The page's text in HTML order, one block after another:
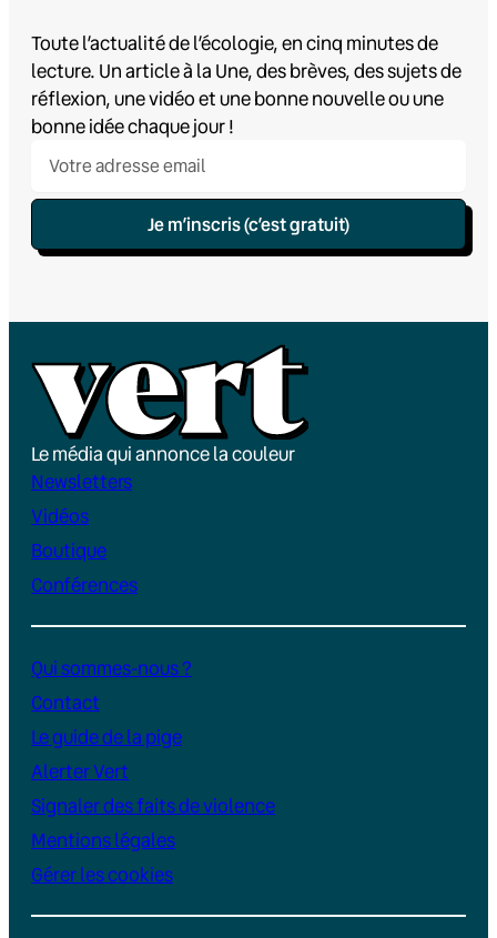
Toute l’actualité de l’écologie, en cinq minutes de
lecture. Un article à la Une, des brèves, des sujets de
réflexion, une vidéo et une bonne nouvelle ou une
bonne idée chaque jour !
Je m’inscris (c’est gratuit)
Le média qui annonce la couleur
Newsletters
Vidéos
Boutique
Conférences
Qui sommes-nous ?
Contact
Le guide de la pige
Alerter Vert
Signaler des faits de violence
Mentions légales
Gérer les cookies